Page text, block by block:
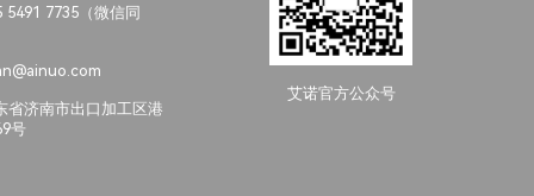
5491 7735（微信同
省济南市出口加工区港
号
艾诺官方公众号